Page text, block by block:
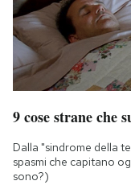
9 cose strane che
Dalla "sindrome della
spasmi che capitano
sono?)